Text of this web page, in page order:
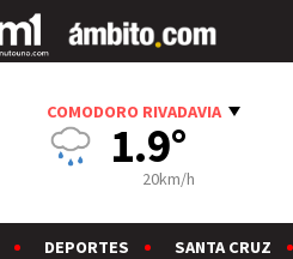
COMODORO RIVADAVIA
1.9°
20km/h
DEPORTES SANTA CRUZ